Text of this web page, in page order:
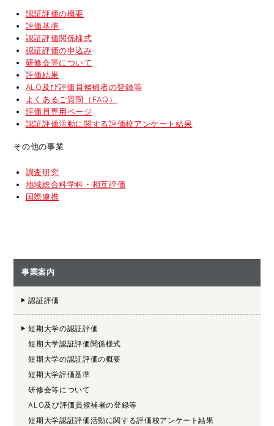
認証評価の概要
評価基準
認証評価関係様式
認証評価の申込み
研修会等について
評価結果
ALO及び評価員候補者の登録等
よくあるご質問（FAQ）
評価員専用ページ
認証評価活動に関する評価校アンケート結果
その他の事業
調査研究
地域総合科学科・相互評価
国際連携
事業案内
認証評価
短期大学の認証評価
短期大学認証評価関係様式
短期大学の認証評価の概要
短期大学評価基準
研修会等について
ALO及び評価員候補者の登録等
短期大学認証評価活動に関する評価校アンケート結果